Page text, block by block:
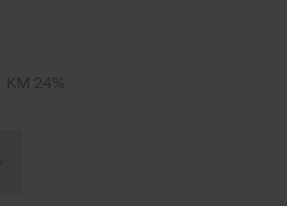
KM 24%